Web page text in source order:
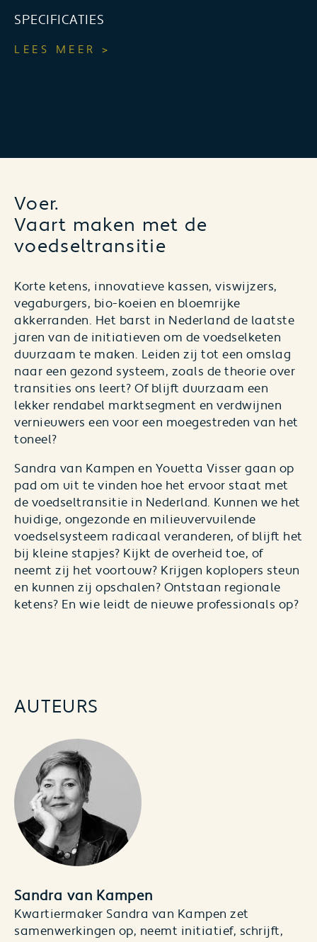
SPECIFICATIES
LEES MEER >
Voer.
Vaart maken met de
voedseltransitie
Korte ketens, innovatieve kassen, viswijzers,
vegaburgers, bio-koeien en bloemrijke
akkerranden. Het barst in Nederland de laatste
jaren van de initiatieven om de voedselketen
duurzaam te maken. Leiden zij tot een omslag
naar een gezond systeem, zoals de theorie over
transities ons leert? Of blijft duurzaam een
lekker rendabel marktsegment en verdwijnen
vernieuwers een voor een moegestreden van het
toneel?
Sandra van Kampen en Youetta Visser gaan op
pad om uit te vinden hoe het ervoor staat met
de voedseltransitie in Nederland. Kunnen we het
huidige, ongezonde en milieuvervuilende
voedselsysteem radicaal veranderen, of blijft het
bij kleine stapjes? Kijkt de overheid toe, of
neemt zij het voortouw? Krijgen koplopers steun
en kunnen zij opschalen? Ontstaan regionale
ketens? En wie leidt de nieuwe professionals op?
AUTEURS
Sandra van Kampen
Kwartiermaker Sandra van Kampen zet
samenwerkingen op, neemt initiatief, schrijft,